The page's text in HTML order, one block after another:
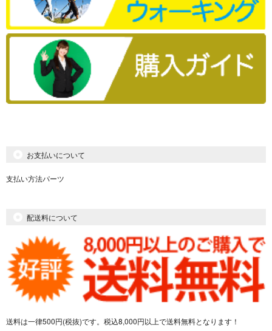
お支払いについて
支払い方法パーツ
配送料について
送料は一律500円(税抜)です。税込8,000円以上で送料無料となります！